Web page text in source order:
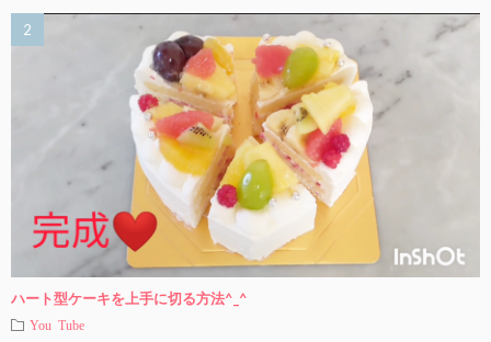
ハート型ケーキを上手に切る方法^_^
You Tube